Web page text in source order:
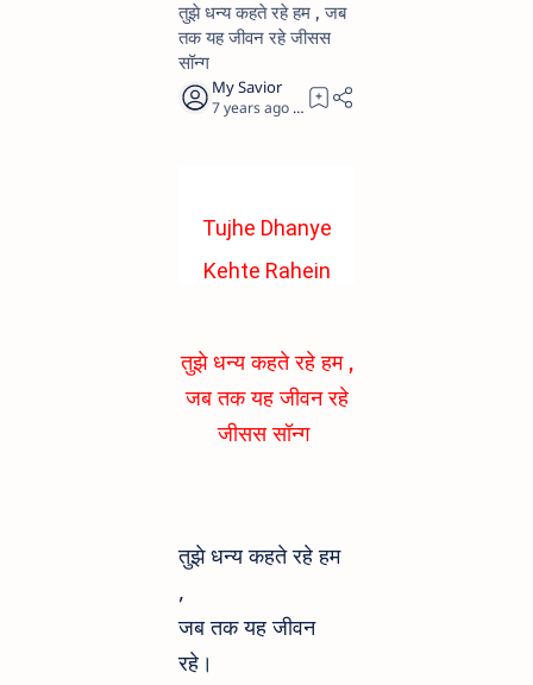
तुझे धन्य कहते रहे हम , जब
तक यह जीवन रहे जीसस
सॉन्ग
7 years ago 1
Tujhe Dhanye
Kehte Rahein
Song's Lyrics
तुझे धन्य कहते रहे हम ,
जब तक यह जीवन रहे
जीसस सॉन्ग
तुझे धन्य कहते रहे हम
,
जब तक यह जीवन
रहे।